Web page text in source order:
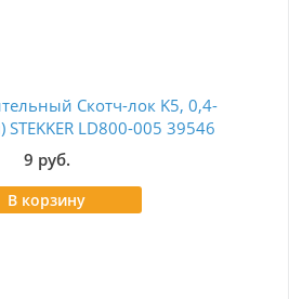
Скотч-лок K5, 0,4-
LD800-005 39546
9 руб.
В корзину